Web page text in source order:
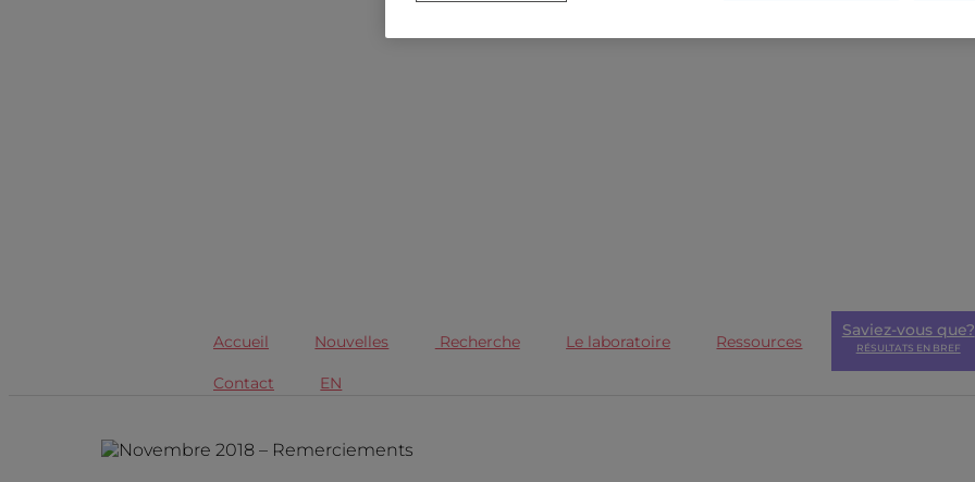
Accueil Nouvelles Recherche Le laboratoire Ressources
Saviez-vous que?
RÉSULTATS EN BREF
Contact EN